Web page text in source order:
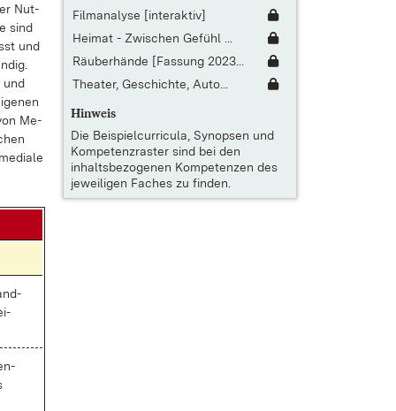
Nut­
sind
und
und
Me­
Filmanalyse [interaktiv]
Heimat - Zwischen Gefühl ...
Räuberhände [Fassung 2023...
Theater, Geschichte, Auto...
Hinweis
Die Beispielcurricula, Synopsen und
Kompetenzraster sind bei den
inhaltsbezogenen Kompetenzen des
jeweiligen Faches zu finden.